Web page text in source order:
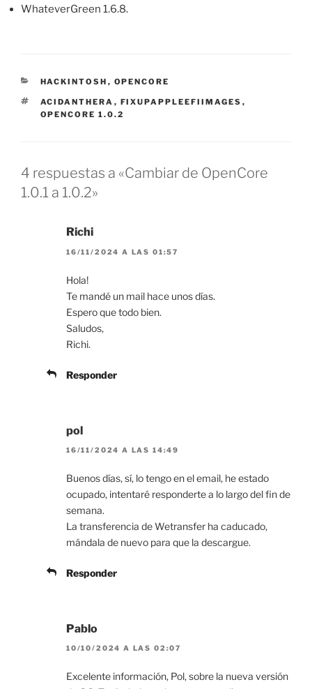
WhateverGreen 1.6.8.
CATEGORÍAS
HACKINTOSH , OPENCORE
ETIQUETAS
ACIDANTHERA , FIXUPAPPLEEFIIMAGES ,
OPENCORE 1.0.2
4 respuestas a «Cambiar de OpenCore
1.0.1 a 1.0.2»
Richi
16/11/2024 A LAS 01:57
Hola!
Te mandé un mail hace unos días.
Espero que todo bien.
Saludos,
Richi.
Responder
pol
16/11/2024 A LAS 14:49
Buenos días, sí, lo tengo en el email, he estado
ocupado, intentaré responderte a lo largo del fin de
semana.
La transferencia de Wetransfer ha caducado,
mándala de nuevo para que la descargue.
Responder
Pablo
10/10/2024 A LAS 02:07
Excelente información, Pol, sobre la nueva versión